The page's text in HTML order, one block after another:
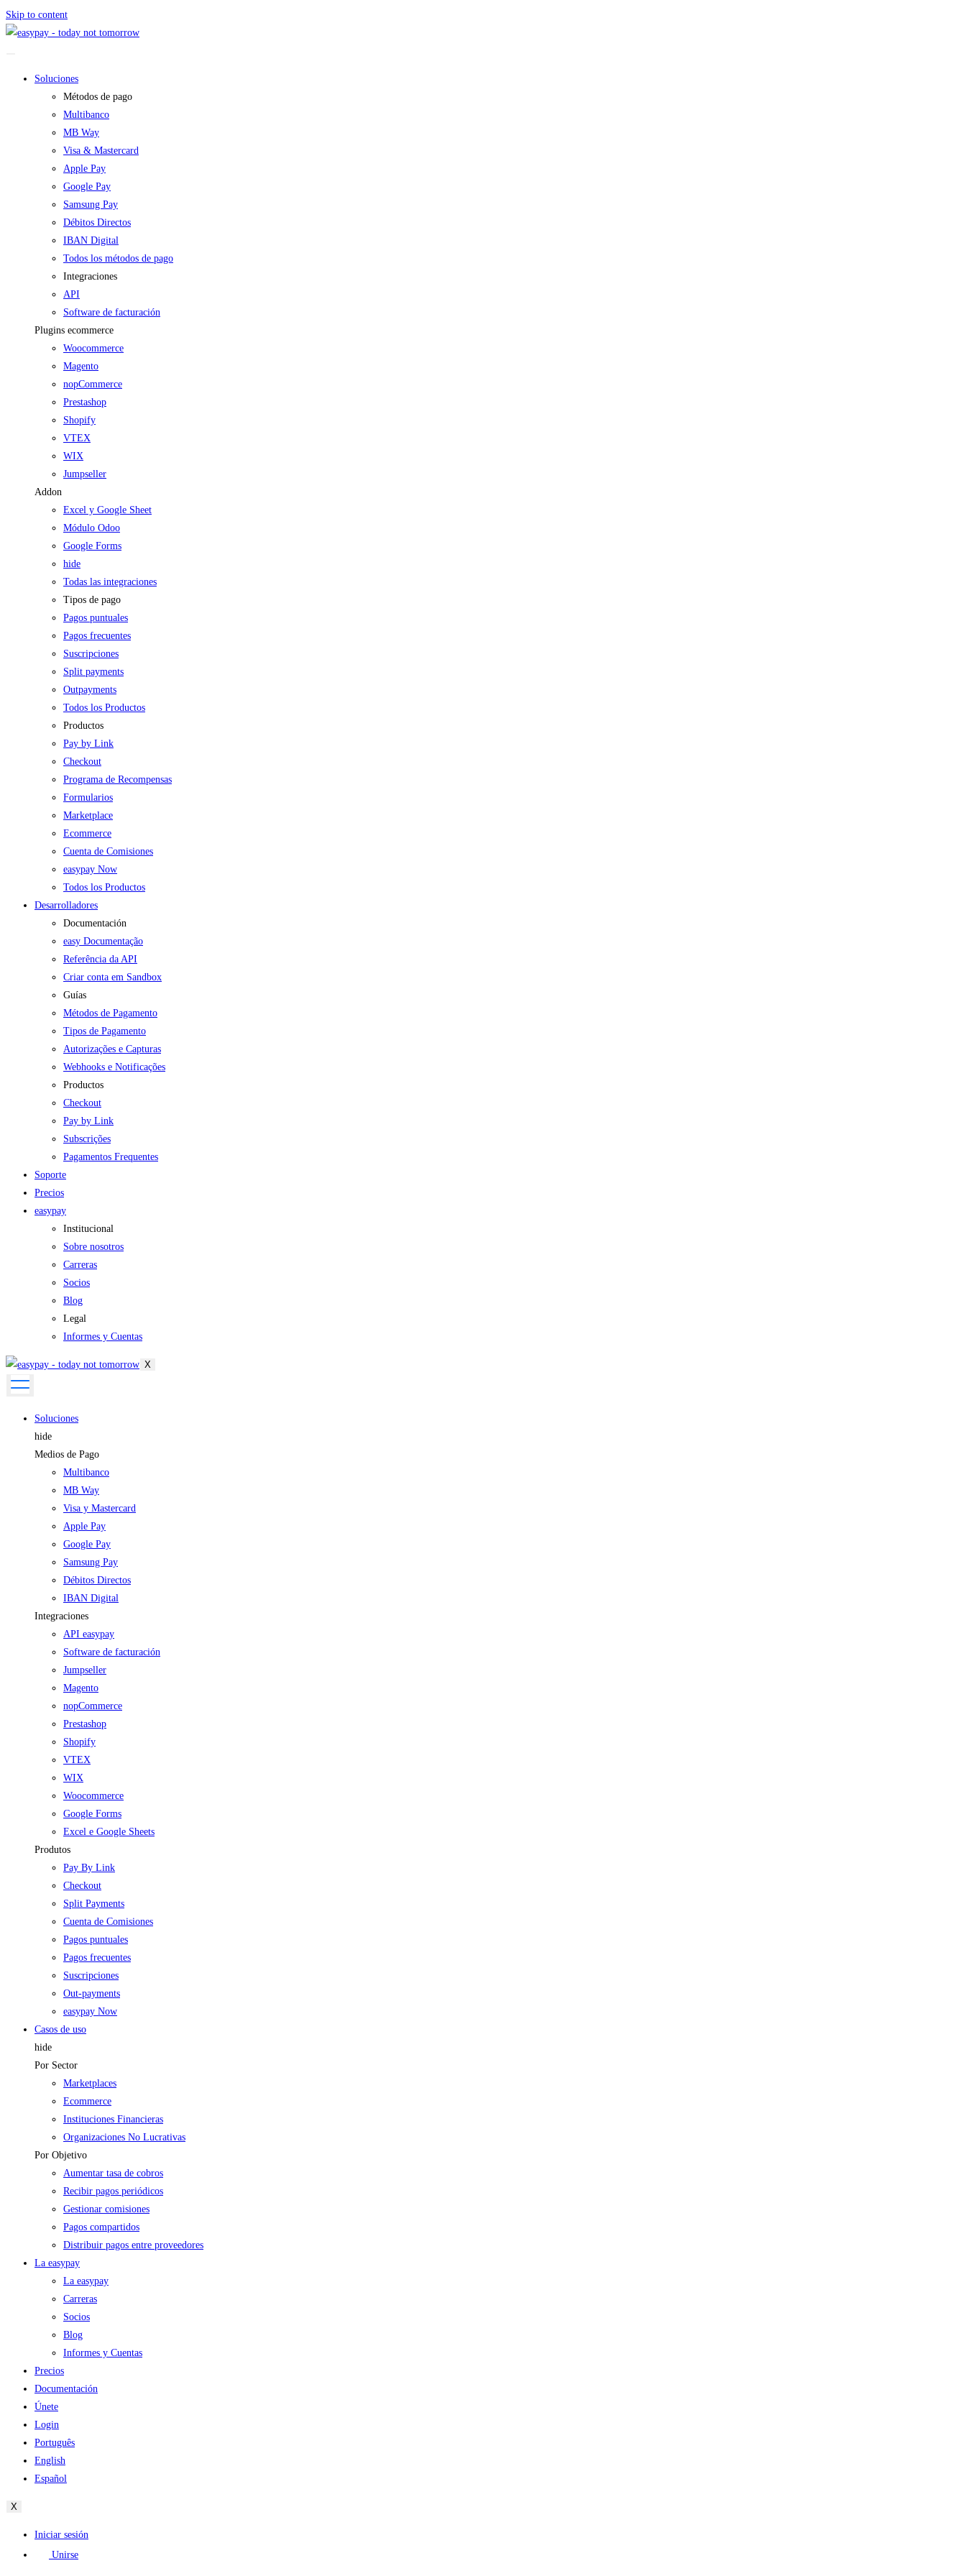
Skip to content
Soluciones
Métodos de pago
Multibanco
MB Way
Visa & Mastercard
Apple Pay
Google Pay
Samsung Pay
Débitos Directos
IBAN Digital
Todos los métodos de pago
Integraciones
API
Software de facturación
Plugins ecommerce
Woocommerce
Magento
nopCommerce
Prestashop
Shopify
VTEX
WIX
Jumpseller
Addon
Excel y Google Sheet
Módulo Odoo
Google Forms
hide
Todas las integraciones
Tipos de pago
Pagos puntuales
Pagos frecuentes
Suscripciones
Split payments
Outpayments
Todos los Productos
Productos
Pay by Link
Checkout
Programa de Recompensas
Formularios
Marketplace
Ecommerce
Cuenta de Comisiones
easypay Now
Todos los Productos
Desarrolladores
Documentación
easy Documentação
Referência da API
Criar conta em Sandbox
Guías
Métodos de Pagamento
Tipos de Pagamento
Autorizações e Capturas
Webhooks e Notificações
Productos
Checkout
Pay by Link
Subscrições
Pagamentos Frequentes
Soporte
Precios
easypay
Institucional
Sobre nosotros
Carreras
Socios
Blog
Legal
Informes y Cuentas
X
Soluciones
hide
Medios de Pago
Multibanco
MB Way
Visa y Mastercard
Apple Pay
Google Pay
Samsung Pay
Débitos Directos
IBAN Digital
Integraciones
API easypay
Software de facturación
Jumpseller
Magento
nopCommerce
Prestashop
Shopify
VTEX
WIX
Woocommerce
Google Forms
Excel e Google Sheets
Produtos
Pay By Link
Checkout
Split Payments
Cuenta de Comisiones
Pagos puntuales
Pagos frecuentes
Suscripciones
Out-payments
easypay Now
Casos de uso
hide
Por Sector
Marketplaces
Ecommerce
Instituciones Financieras
Organizaciones No Lucrativas
Por Objetivo
Aumentar tasa de cobros
Recibir pagos periódicos
Gestionar comisiones
Pagos compartidos
Distribuir pagos entre proveedores
La easypay
La easypay
Carreras
Socios
Blog
Informes y Cuentas
Precios
Documentación
Únete
Login
Português
English
Español
X
Iniciar sesión
Unirse